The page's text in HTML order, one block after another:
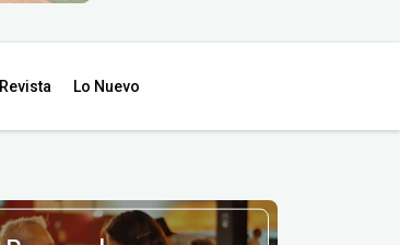
Revista Lo Nuevo